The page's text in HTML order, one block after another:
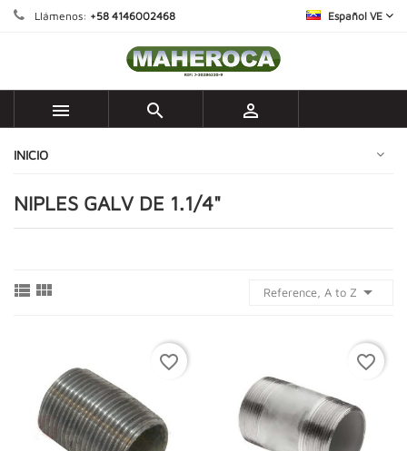
Llámenos: +58 4146002468 Español VE
  
INICIO
NIPLES GALV DE 1.1/4"
  Reference, A to Z 
favorite_border favorite_border